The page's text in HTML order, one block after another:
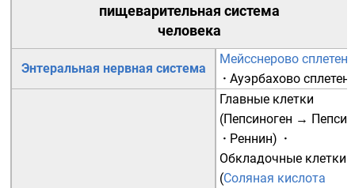
пищеварительная система
человека
Энтеральная нервная система
Мейсснерово
· Ауэрбахово
Главные клетки
(Пепсиноген → Пепсин
· Реннин) ·
Обкладочные клетки
(Соляная кислота